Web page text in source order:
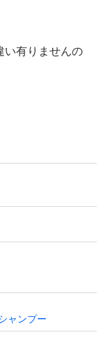
い有りませんの
ャンプー